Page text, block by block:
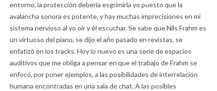
entorno, la protección debería esgrimirla yo puesto que la
avalancha sonora es potente, y hay muchas imprecisiones en mi
sistema nervioso al yo oir y èl escuchar. Se sabe que Nils Frahm es
un virtuoso del piano, se dijo el año pasado en revistas, se
enfatizò en los tracks. Hoy lo nuevo es una serie de espacios
auditivos que me obliga a pensar en que el trabajo de Frahm se
enfocó, por poner ejemplos, a las posibilidades de interrelación
humana encontradas en una sala de chat. A las posibles